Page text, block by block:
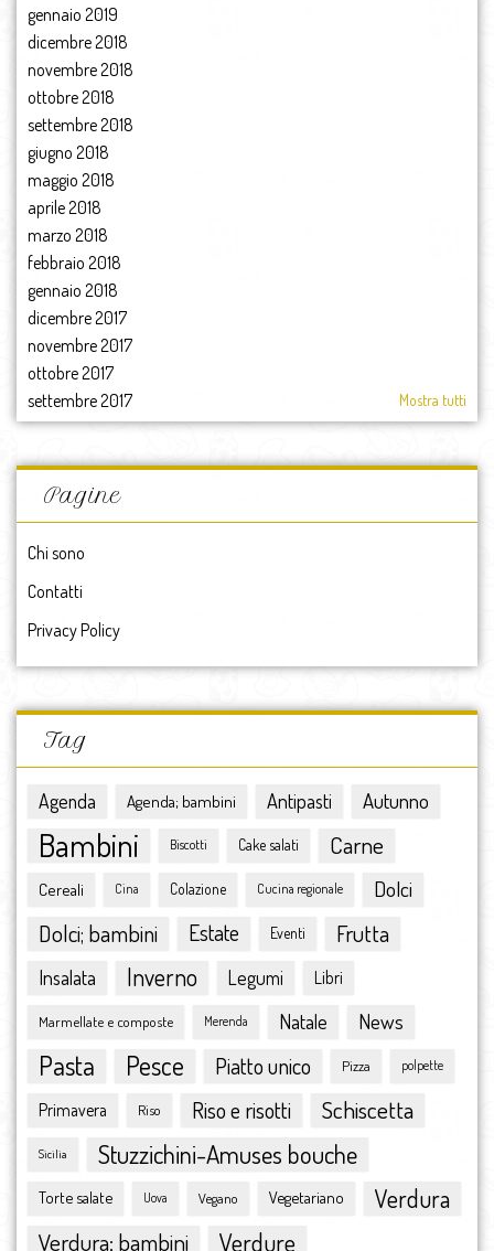
gennaio 2019
dicembre 2018
novembre 2018
ottobre 2018
settembre 2018
giugno 2018
maggio 2018
aprile 2018
marzo 2018
febbraio 2018
gennaio 2018
dicembre 2017
novembre 2017
ottobre 2017
settembre 2017
agosto 2017
luglio 2017
giugno 2017
maggio 2017
marzo 2017
febbraio 2017
gennaio 2017
dicembre 2016
novembre 2016
ottobre 2016
settembre 2016
luglio 2016
giugno 2016
aprile 2016
marzo 2016
gennaio 2016
ottobre 2015
agosto 2015
luglio 2015
maggio 2015
aprile 2015
Mostra tutti
Pagine
Chi sono
Contatti
Privacy Policy
Tag
Agenda Agenda; bambini Antipasti Autunno
Bambini Biscotti Cake salati Carne
Cereali Cina Colazione Cucina regionale Dolci
Dolci; bambini Estate Eventi Frutta
Insalata Inverno Legumi Libri
Marmellate e composte Merenda Natale News
Pasta Pesce Piatto unico Pizza polpette
Primavera Riso Riso e risotti Schiscetta
Sicilia Stuzzichini-Amuses bouche
Torte salate Uova Vegano Vegetariano Verdura
Verdura; bambini Verdure